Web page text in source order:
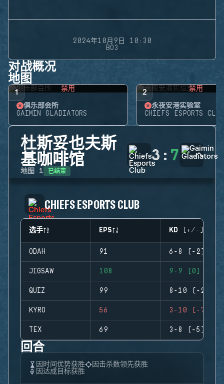
2024年10月9日 10:30
BO3
对战概况
地图
1 禁用
俱乐部会所
GAIMIN GLADIATORS
2 禁用
永夜安港实验室
CHIEFS ESPORTS CLUB
杜斯妥也夫斯
基咖啡馆
地图 1 已结束
3 : 7
CHIEFS ESPORTS CLUB
选手 EPS KD (+/-)
ODAH 91 6-8 (-2)
JIGSAW 108 9-9 (0)
QUIZ 99 8-10 (-2)
KYRO 56 3-10 (-7)
TEX 69 3-8 (-5)
回合
因时间优势获胜
因击杀数领先获胜
因达成目标获胜